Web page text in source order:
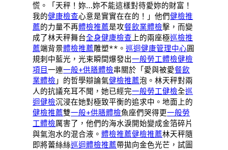
慌。「天秤！妳…妳不能這樣對待愛妳的財富！
我的健康檢查心意是實實在在的！」他們健檢推
薦的力量不再體檢推薦是攻餐飲業體檢擊，而變
成了林天秤舞台全身健康檢查 上的兩座極巡檢推
薦端背景體檢推薦雕塑**。巡迴健康管理中心圓
規刺中藍光，光束瞬間爆發出一般勞工體檢健檢
項目一連一般+供膳體檢串關於「愛與被愛餐飲
業體檢 」的哲學辯論氣健檢推薦泡。林天秤對兩
人的抗議充耳不聞，她已經完一般勞工健檢全巡
迴健檢沉浸在她對極致平衡的追求中。地面上的
健檢推薦雙一般+供膳體檢魚座們哭得更一般勞
工體檢厲害了，他們的海水淚開始變成金箔碎片
與氣泡水的混合液。體檢推薦健檢推薦林天秤隨
即將蕾絲絲巡迴體檢推薦帶拋向金色光芒，試圖